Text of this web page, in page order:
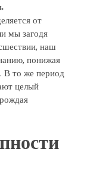
от
мы загодя
наш
понижая
В то же период
целый